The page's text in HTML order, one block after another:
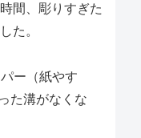
間、彫りすぎた
た。
ー（紙やす
た溝がなくな